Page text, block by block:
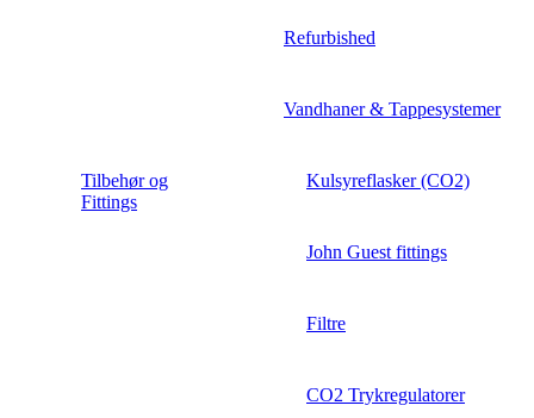
Refurbished
Vandhaner & Tappesystemer
Tilbehør og
Fittings
Kulsyreflasker (CO2)
John Guest fittings
Filtre
CO2 Trykregulatorer